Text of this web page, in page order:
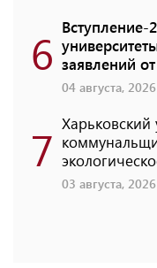
6 Вступление-
заявлений
04 августа,
7
03 августа,